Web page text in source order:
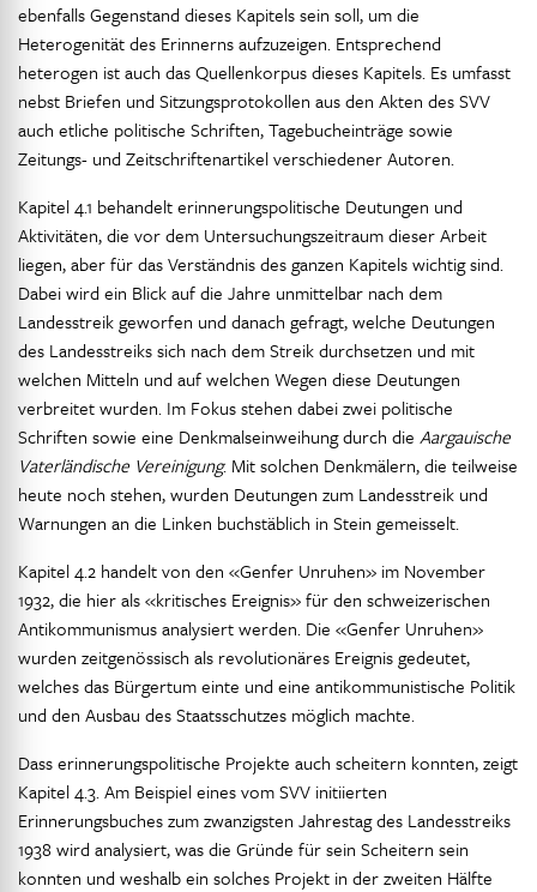
ebenfalls Gegenstand dieses Kapitels sein soll, um die
Heterogenität des Erinnerns aufzuzeigen. Entsprechend
heterogen ist auch das Quellenkorpus dieses Kapitels. Es umfasst
nebst Briefen und Sitzungsprotokollen aus den Akten des SVV
auch etliche politische Schriften, Tagebucheinträge sowie
Zeitungs- und Zeitschriftenartikel verschiedener Autoren.
Kapitel 4.1 behandelt erinnerungspolitische Deutungen und
Aktivitäten, die vor dem Untersuchungszeitraum dieser Arbeit
liegen, aber für das Verständnis des ganzen Kapitels wichtig sind.
Dabei wird ein Blick auf die Jahre unmittelbar nach dem
Landesstreik geworfen und danach gefragt, welche Deutungen
des Landesstreiks sich nach dem Streik durchsetzen und mit
welchen Mitteln und auf welchen Wegen diese Deutungen
verbreitet wurden. Im Fokus stehen dabei zwei politische
Schriften sowie eine Denkmalseinweihung durch die Aargauische
Vaterländische Vereinigung. Mit solchen Denkmälern, die teilweise
heute noch stehen, wurden Deutungen zum Landesstreik und
Warnungen an die Linken buchstäblich in Stein gemeisselt.
Kapitel 4.2 handelt von den «Genfer Unruhen» im November
1932, die hier als «kritisches Ereignis» für den schweizerischen
Antikommunismus analysiert werden. Die «Genfer Unruhen»
wurden zeitgenössisch als revolutionäres Ereignis gedeutet,
welches das Bürgertum einte und eine antikommunistische Politik
und den Ausbau des Staatsschutzes möglich machte.
Dass erinnerungspolitische Projekte auch scheitern konnten, zeigt
Kapitel 4.3. Am Beispiel eines vom SVV initiierten
Erinnerungsbuches zum zwanzigsten Jahrestag des Landesstreiks
1938 wird analysiert, was die Gründe für sein Scheitern sein
konnten und weshalb ein solches Projekt in der zweiten Hälfte